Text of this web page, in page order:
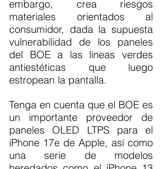
embargo, crea riesgos
materiales orientados al
consumidor, dada la supuesta
vulnerabilidad de los paneles
del BOE a las líneas verdes
antiestéticas que luego
estropean la pantalla.
Tenga en cuenta que el BOE es
un importante proveedor de
paneles OLED LTPS para el
iPhone 17e de Apple, así como
una serie de modelos